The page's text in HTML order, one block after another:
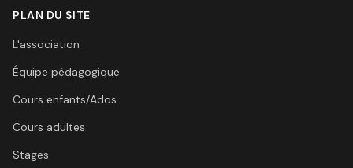
PLAN DU SITE
L'association
Équipe pédagogique
Cours enfants/Ados
Cours adultes
Stages